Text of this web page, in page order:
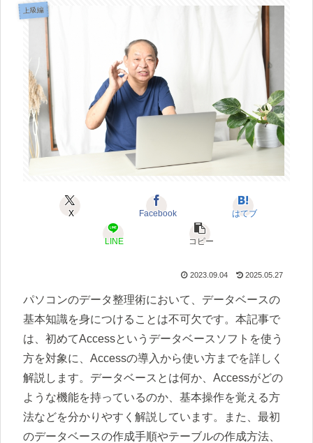
上級編
X Facebook はてブ
LINE コピー
2023.09.04 2025.05.27
パソコンのデータ整理術において、データベースの
基本知識を身につけることは不可欠です。本記事で
は、初めてAccessというデータベースソフトを使う
方を対象に、Accessの導入から使い方までを詳しく
解説します。データベースとは何か、Accessがどの
ような機能を持っているのか、基本操作を覚える方
法などを分かりやすく解説しています。また、最初
のデータベースの作成手順やテーブルの作成方法、